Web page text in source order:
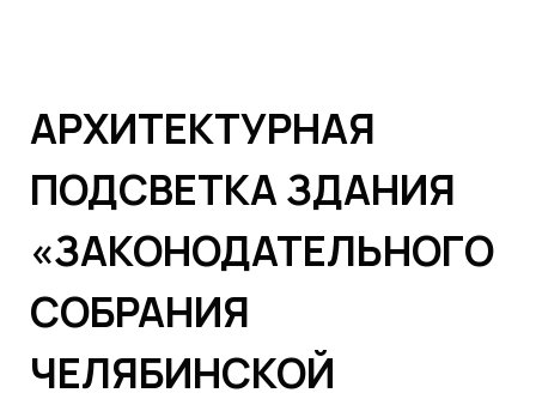
АРХИТЕКТУРНАЯ
ПОДСВЕТКА ЗДАНИЯ
«ЗАКОНОДАТЕЛЬНОГО
СОБРАНИЯ
ЧЕЛЯБИНСКОЙ